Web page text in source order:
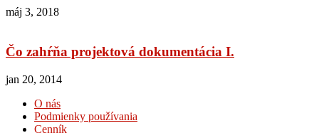
máj 3, 2018
Čo zahŕňa projektová dokumentácia I.
jan 20, 2014
O nás
Podmienky používania
Cenník